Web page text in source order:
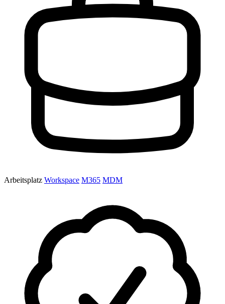
Arbeitsplatz Workspace M365 MDM